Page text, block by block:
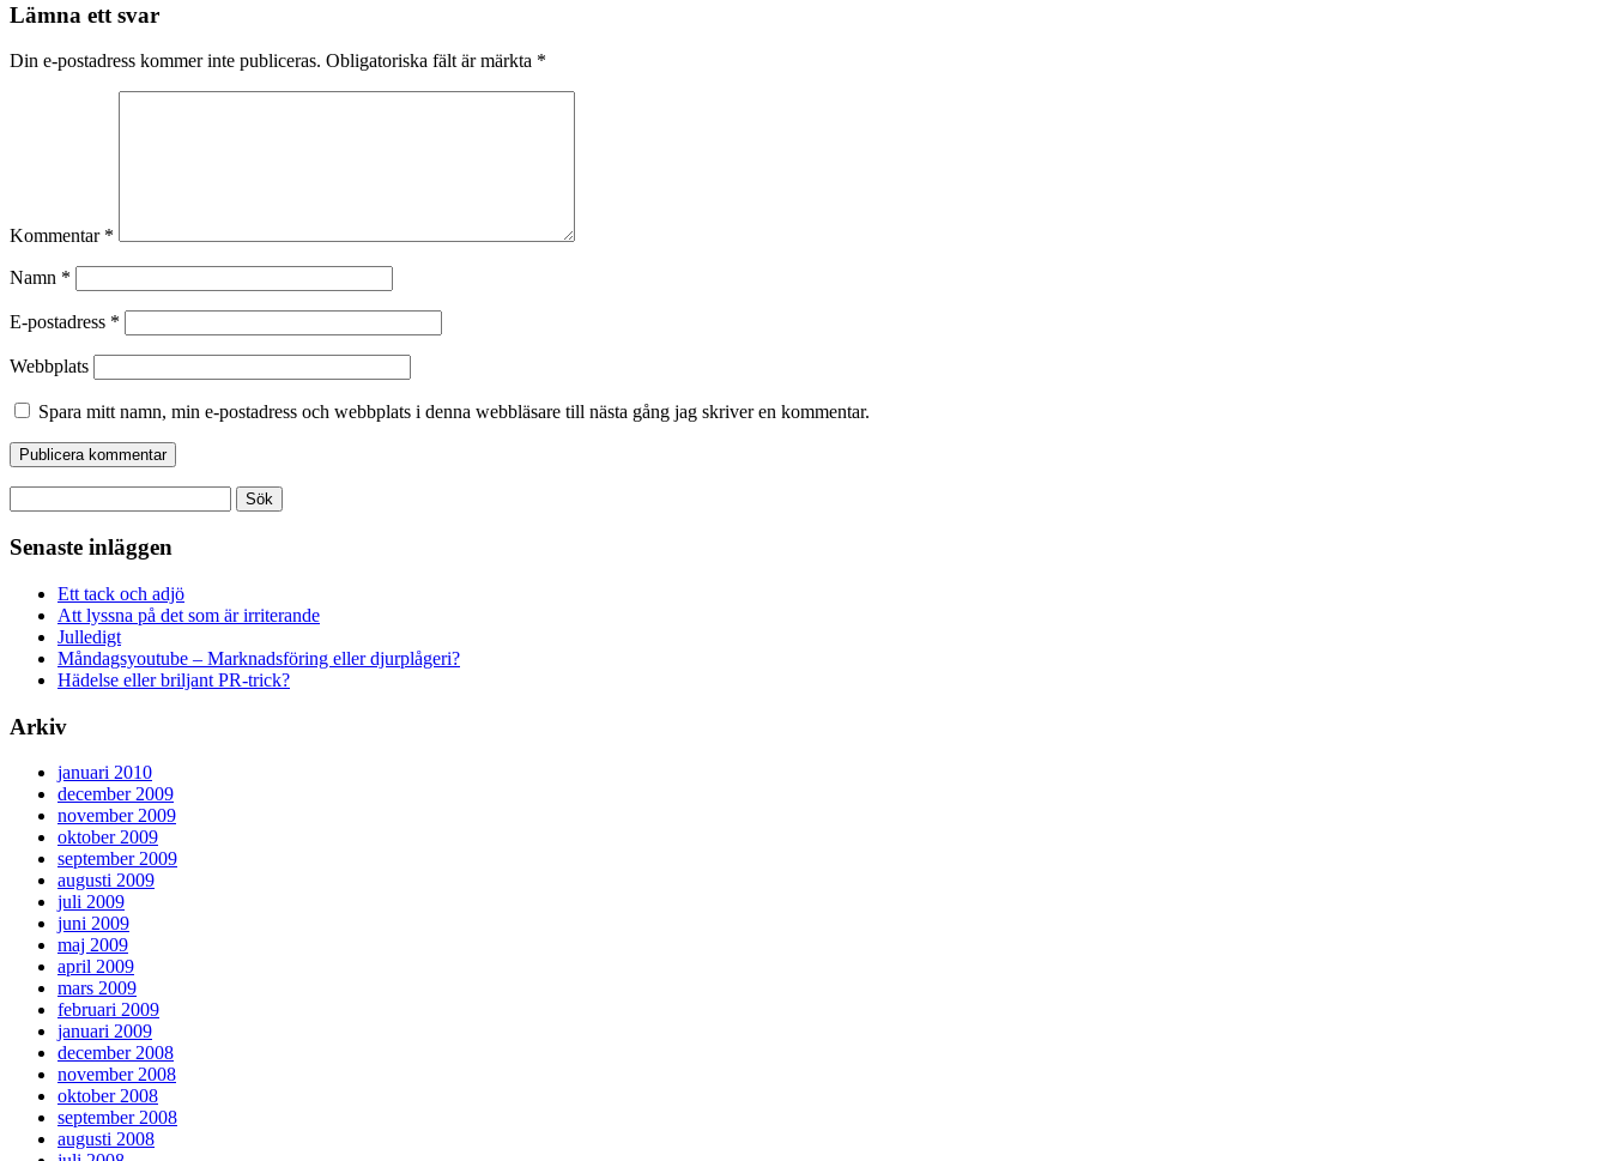
Lämna ett svar
Din e-postadress kommer inte publiceras. Obligatoriska fält är märkta *
Kommentar *
Namn *
E-postadress *
Webbplats
Spara mitt namn, min e-postadress och webbplats i denna webbläsare till nästa gång jag skriver en kommentar.
efter:
Senaste inläggen
Ett tack och adjö
Att lyssna på det som är irriterande
Julledigt
Måndagsyoutube – Marknadsföring eller djurplågeri?
Hädelse eller briljant PR-trick?
Arkiv
januari 2010
december 2009
november 2009
oktober 2009
september 2009
augusti 2009
juli 2009
juni 2009
maj 2009
april 2009
mars 2009
februari 2009
januari 2009
december 2008
november 2008
oktober 2008
september 2008
augusti 2008